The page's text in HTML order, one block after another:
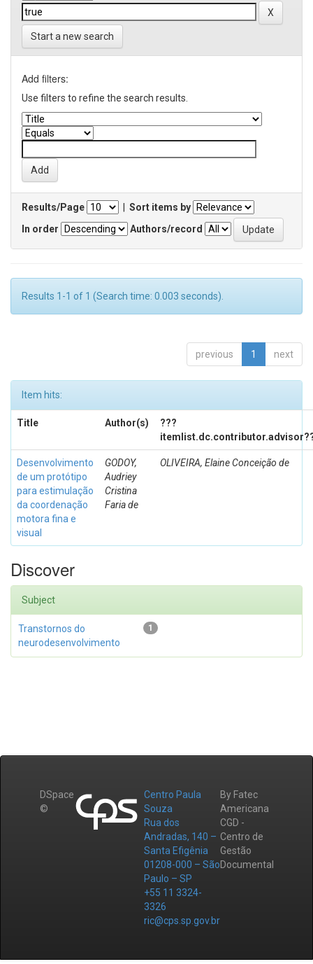
Start a new search
Add filters:
Use filters to refine the search results.
Results/Page
Sort items by
In order
Authors/record
Results 1-1 of 1 (Search time: 0.003 seconds).
previous 1 next
Item hits:
Title Author(s)
???
Desenvolvimento
de um protótipo
para estimulação
da coordenação
motora fina e
visual
GODOY,
Audriey
Cristina
Faria de
OLIVEIRA, Elaine Conceição de
Discover
Subject
1
Transtornos do
neurodesenvolvimento
DSpace
©
Centro Paula
Souza
Rua dos
Andradas, 140 –
Santa Efigênia
01208-000 – São
Paulo – SP
+55 11 3324-
3326
ric@cps.sp.gov.br
By Fatec
Americana
CGD -
Centro de
Gestão
Documental